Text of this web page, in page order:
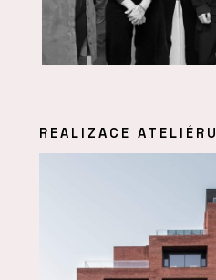
REALIZACE ATELIÉRU